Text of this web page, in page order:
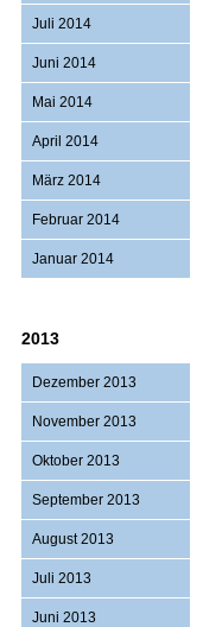
Juli 2014
Juni 2014
Mai 2014
April 2014
März 2014
Februar 2014
Januar 2014
2013
Dezember 2013
November 2013
Oktober 2013
September 2013
August 2013
Juli 2013
Juni 2013